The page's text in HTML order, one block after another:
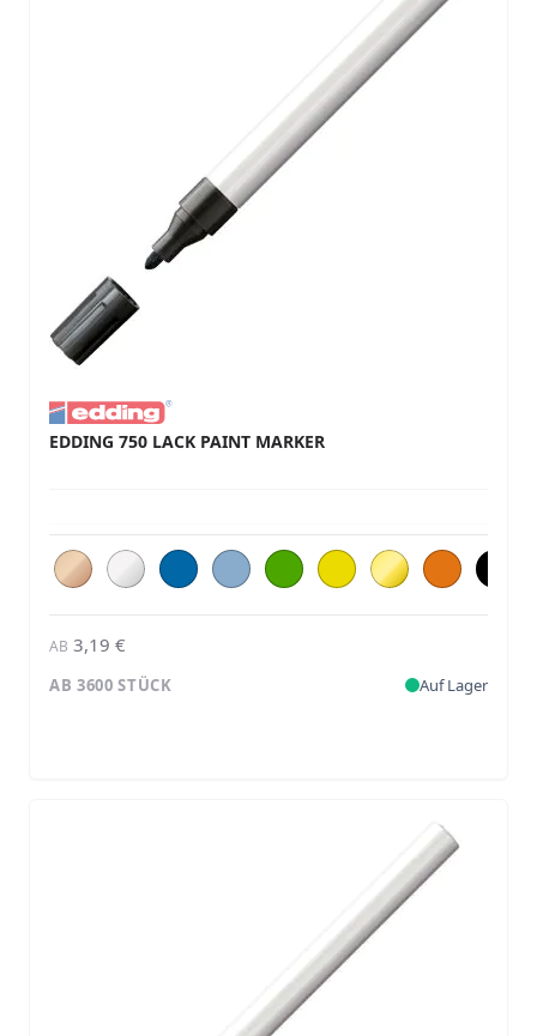
EDDING 750 LACK PAINT MARKER
AB 3,19 €
AB 3600 STÜCK Auf Lager